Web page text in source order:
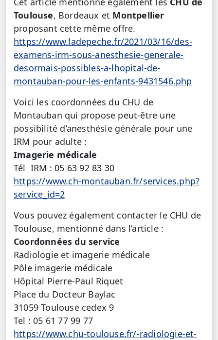
Toulouse, Bordeaux et Montpellier
proposant cette même offre.
https://www.ladepeche.fr/2021/03/16/des-
examens-irm-sous-anesthesie-generale-
desormais-possibles-a-lhopital-de-
montauban-pour-les-enfants-9431546.php
Voici les coordonnées du CHU de
Montauban qui propose peut-être une
possibilité d’anesthésie générale pour une
IRM pour adulte :
Imagerie médicale
Tél IRM : 05 63 92 83 30
https://www.ch-montauban.fr/services.php?
service_id=2
Vous pouvez également contacter le CHU de
Toulouse, mentionné dans l’article :
Coordonnées du service
Radiologie et imagerie médicale
Pôle imagerie médicale
Hôpital Pierre-Paul Riquet
Place du Docteur Baylac
31059 Toulouse cedex 9
Tel : 05 61 77 99 77
https://www.chu-toulouse.fr/-radiologie-et-